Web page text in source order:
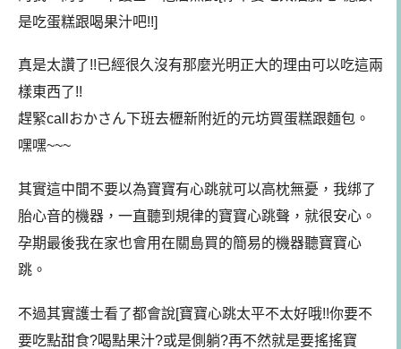
是吃蛋糕跟喝果汁吧!!]
真是太讚了!!已經很久沒有那麼光明正大的理由可以吃這兩
樣東西了!!
趕緊callおかさん下班去櫪新附近的元坊買蛋糕跟麵包。
嘿嘿~~~
其實這中間不要以為寶寶有心跳就可以高枕無憂，我绑了
胎心音的機器，一直聽到規律的寶寶心跳聲，就很安心。
孕期最後我在家也會用在關島買的簡易的機器聽寶寶心
跳。
不過其實護士看了都會說[寶寶心跳太平不太好哦!!你要不
要吃點甜食?喝點果汁?或是側躺?再不然就是要搖搖寶